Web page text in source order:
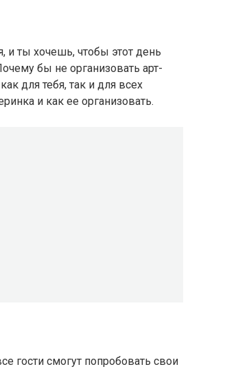
и ты хочешь, чтобы этот день
бы не организовать арт-
для тебя, так и для всех
и как ее организовать.
гости смогут попробовать свои